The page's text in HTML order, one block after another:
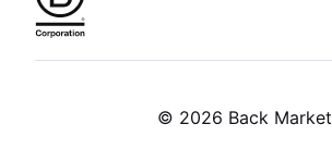
© 2026 Back Market